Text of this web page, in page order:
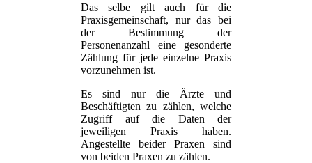
Das selbe gilt auch für die
Praxisgemeinschaft, nur das bei
der Bestimmung der
Personenanzahl eine gesonderte
Zählung für jede einzelne Praxis
vorzunehmen ist.
Es sind nur die Ärzte und
Beschäftigten zu zählen, welche
Zugriff auf die Daten der
jeweiligen Praxis haben.
Angestellte beider Praxen sind
von beiden Praxen zu zählen.